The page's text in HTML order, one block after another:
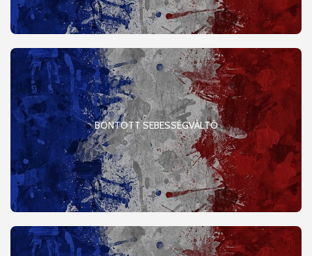
BONTOTT SEBESSÉGVÁLTÓ